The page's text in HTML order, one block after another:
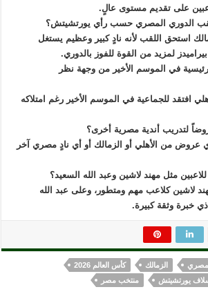
على تقديم مستوى عالٍ.
لقب الدوري المصري حسب رأي يورتشيتش؟
استحق اللقب لأنه نادٍ كبير وعظيم يستغل
لمزيد من القوة للفوز بالدوري.
في الموسم الأخير من وجهة نظر
افتقد للجماعية في الموسم الأخير رغم امتلاكه
لتدريب أندية مصرية أخرى؟
عروض من الأهلي أو الزمالك أو أي نادٍ مصري آخر
مثل مهند لاشين وعبد الله السعيد؟
لاشين كلاعب مهم ومتطور، وعلى عبد الله
خبرة وثقة كبيرة.
الزمالك
كأس العالم 2026
يورتشيتش منتخب مصر